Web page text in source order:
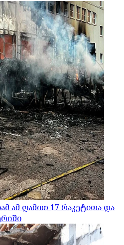
ამ ღამით 17 რაკეტითა და